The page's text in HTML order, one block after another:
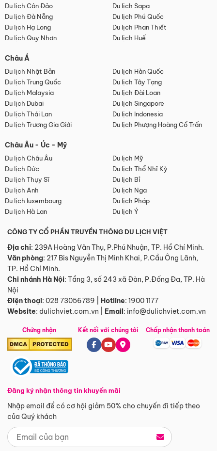
Du lịch Côn Đảo
Du lịch Sapa
Du lịch Đà Nẵng
Du lịch Phú Quốc
Du lịch Hạ Long
Du lịch Phan Thiết
Du lịch Quy Nhơn
Du lịch Huế
Châu Á
Du lịch Nhật Bản
Du lịch Hàn Quốc
Du lịch Trung Quốc
Du lịch Tây Tạng
Du lịch Malaysia
Du lịch Đài Loan
Du lịch Dubai
Du lịch Singapore
Du lịch Thái Lan
Du lịch Indonesia
Du lịch Trương Gia Giới
Du lịch Phượng Hoàng Cổ Trấn
Châu Âu - Úc - Mỹ
Du lịch Châu Âu
Du lịch Mỹ
Du lịch Đức
Du lịch Thổ Nhĩ Kỳ
Du lịch Thụy Sĩ
Du lịch Bỉ
Du lịch Anh
Du lịch Nga
Du lịch luxembourg
Du lịch Pháp
Du lịch Hà Lan
Du lịch Ý
CÔNG TY CỔ PHẦN TRUYỀN THÔNG DU LỊCH VIỆT
Địa chỉ: 239A Hoàng Văn Thụ, P.Phú Nhuận, TP. Hồ Chí Minh.
Văn phòng: 217 Bis Nguyễn Thị Minh Khai, P.Cầu Ông Lãnh,
TP. Hồ Chí Minh.
Chi nhánh Hà Nội: Tầng 3, số 243 xã Đàn, P.Đống Đa, TP. Hà
Nội
Điện thoại: 028 73056789 Hotline: 1900 1177
Website: dulichviet.com.vn Email: info@dulichviet.com.vn
Chứng nhận
Đăng ký nhận thông tin khuyến mãi
Nhập email để có cơ hội giảm 50% cho chuyến đi tiếp theo
của Quý khách
Kết nối với chúng tôi Chấp nhận thanh toán